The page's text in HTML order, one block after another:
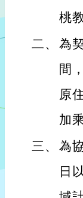
桃
二、 為
間
原
加
三、 為
日